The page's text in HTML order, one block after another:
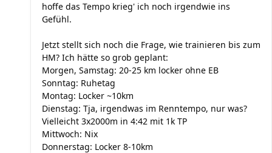
hoffe das Tempo krieg' ich noch irgendwie ins
Gefühl.
Jetzt stellt sich noch die Frage, wie trainieren bis zum
HM? Ich hätte so grob geplant:
Morgen, Samstag: 20-25 km locker ohne EB
Sonntag: Ruhetag
Montag: Locker ~10km
Dienstag: Tja, irgendwas im Renntempo, nur was?
Vielleicht 3x2000m in 4:42 mit 1k TP
Mittwoch: Nix
Donnerstag: Locker 8-10km